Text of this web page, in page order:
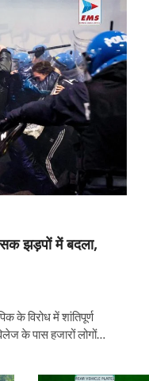
झड़पों में बदला,
के विरोध में शांतिपूर्ण
के पास हजारों लोगों…